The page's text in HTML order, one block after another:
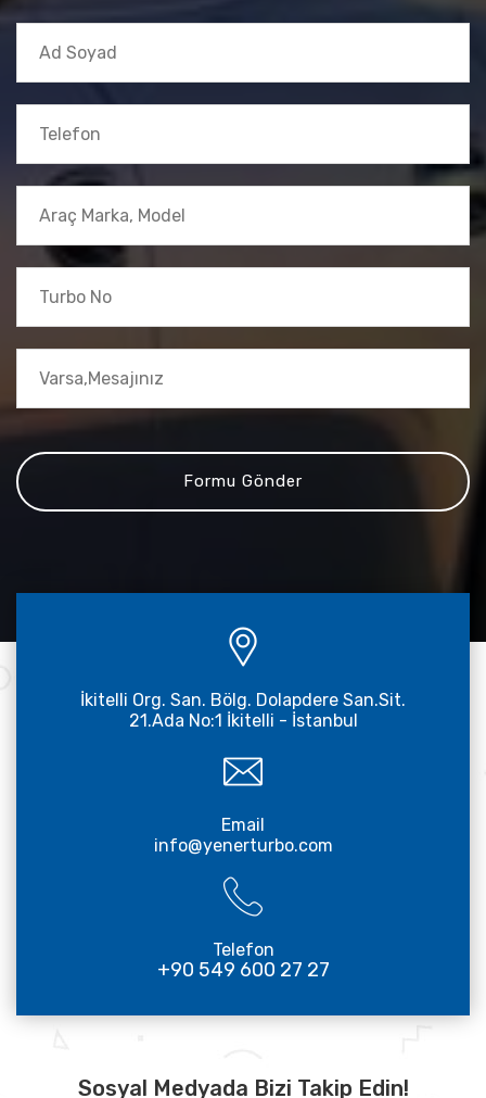
İkitelli Org. San. Bölg. Dolapdere San.Sit.
21.Ada No:1 İkitelli - İstanbul
Email
info@yenerturbo.com
Telefon
+90 549 600 27 27
Sosyal Medyada Bizi Takip Edin!